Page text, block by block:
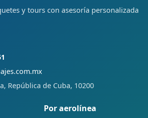
y tours con asesoría personalizada
República de Cuba, 10200
Por aerolínea